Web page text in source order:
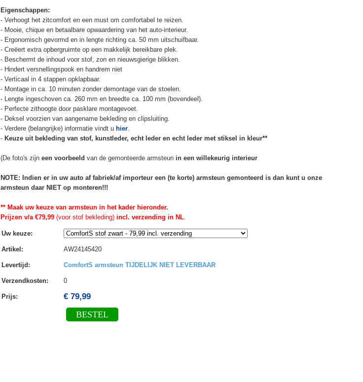
Eigenschappen:
- Verhoogt het zitcomfort en een must om comfortabel te reizen.
- Mooie, chique en betaalbare opwaardering van het auto-interieur.
- Ergonomisch gevormd en in lengte richting ca. 50 mm uitschuifbaar.
- Creëert extra opbergruimte op een makkelijk bereikbare plek.
- Beschermt de inhoud voor stof, zon en nieuwsgierige blikken.
- Hindert versnellingspook en handrem niet
- Verticaal in 4 stappen opklapbaar.
- Montage in ca. 10 minuten zonder demontage van de stoelen.
- Lengte ingeschoven ca. 260 mm en breedte ca. 100 mm (bovendeel).
- Perfecte zithoogte door pasklare montagevoet.
- Deksel voorzien van aangename bekleding en clipsluiting.
- Verdere (belangrijke) informatie vindt u hier.
- Keuze uit bekleding van stof, kunstleder, echt leder en echt leder met stiksel in kleur**
(De foto's zijn een voorbeeld van de gemonteerde armsteun in een willekeurig interieur
NOTE: Indien er in uw auto af fabriek/af importeur een (te korte) armsteun gemonteerd is dan kunt u onze
armsteun daar NIET op monteren!!!
** Maak uw keuze van armsteun in het kader hieronder.
Prijzen v/a €79,99(voor stof bekleding)incl. verzending in NL.
Uw keuze:
Artikel : AW24145420
Levertijd : ComfortS armsteun TIJDELIJK NIET LEVERBAAR
Verzendkosten: 0
Prijs: € 79,99
BESTEL